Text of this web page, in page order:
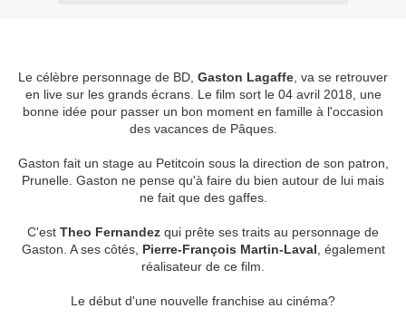
Le célèbre personnage de BD, Gaston Lagaffe , va se retrouver
en live sur les grands écrans. Le film sort le 04 avril 2018, une
bonne idée pour passer un bon moment en famille à l'occasion
des vacances de Pâques.
Gaston fait un stage au Petitcoin sous la direction de son patron,
Prunelle. Gaston ne pense qu'à faire du bien autour de lui mais
ne fait que des gaffes.
C'est Theo Fernandez qui prête ses traits au personnage de
Gaston. A ses côtés, Pierre-François Martin-Laval , également
réalisateur de ce film.
Le début d'une nouvelle franchise au cinéma?